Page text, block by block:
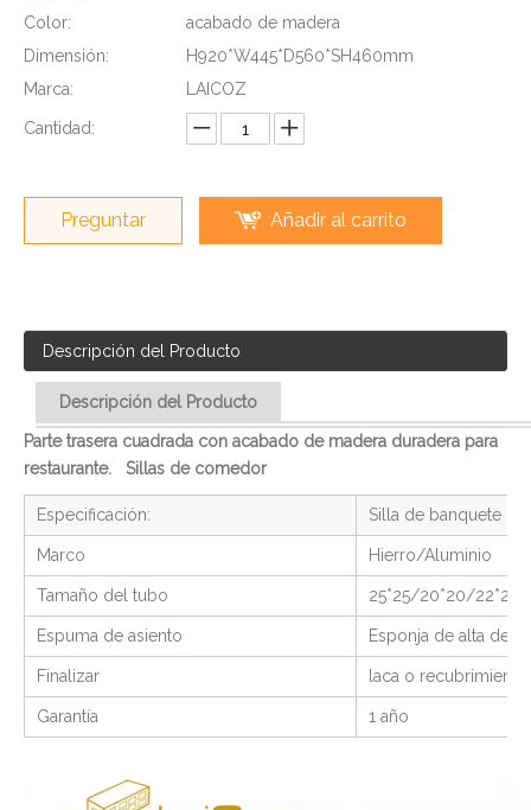
Color:
acabado de madera
Dimensión:
H920*W445*D560*SH460mm
Marca:
LAICOZ
Cantidad:
Preguntar Añadir al carrito
Descripción del Producto
Descripción del Producto
Parte trasera cuadrada con acabado de madera duradera para
restaurante. Sillas de comedor
Especificación: Silla de banquete
Marco Hierro/Aluminio
Tamaño del tubo 25*25/20*20/
Espuma de asiento Esponja de alta
Finalizar laca o
Garantía 1 año